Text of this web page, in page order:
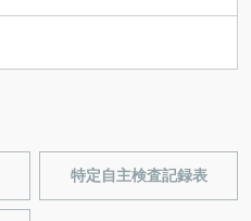
特定自主検査記録表